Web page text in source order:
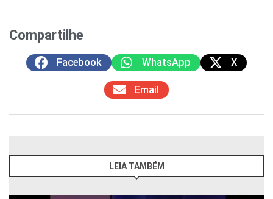
Compartilhe
Facebook WhatsApp X
Email
LEIA TAMBÉM